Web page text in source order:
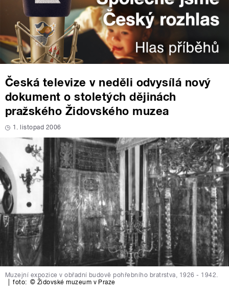
Česká televize v neděli odvysílá nový
dokument o stoletých dějinách
pražského Židovského muzea
1. listopad 2006
Muzejní expozice v obřadní budově pohřebního bratrstva, 1926 - 1942.
foto: © Židovské muzeum v Praze